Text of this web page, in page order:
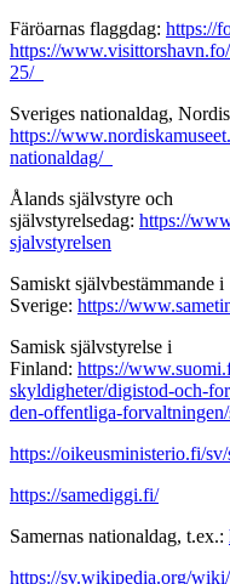
Färöarnas flaggdag: https://
https://
25/
Sveriges nationaldag,
https://
nationaldag/
Ålands självstyre och
självstyrelsedag: https://
sjalvstyrelsen
Samiskt självbestämmande i
Sverige: https://
Samisk självstyrelse i
Finland: https://
skyldigheter/digistod-och-
den-offentliga-
https://oikeusministerio.fi/sv/
https://samediggi.fi/
Samernas nationaldag, t.ex.:
https://sv.wikipedia.org/